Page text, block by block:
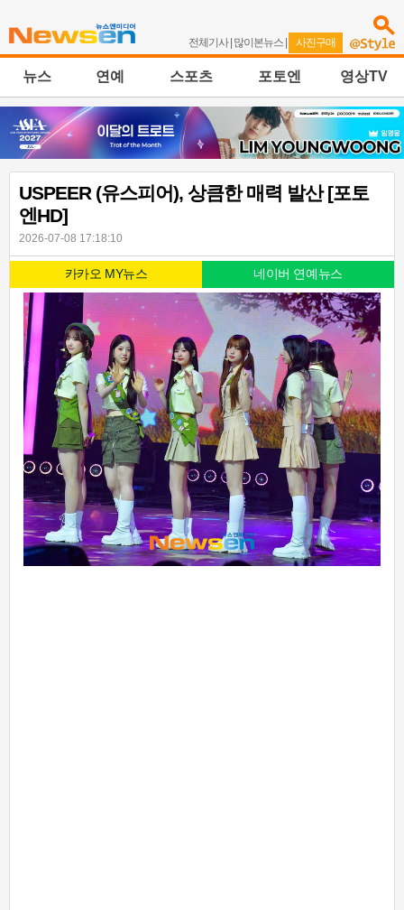
전체기사| 많이본뉴스 | 사진구매
뉴스 연예 스포츠 포토엔 영상TV
USPEER (유스피어), 상큼한 매력 발산 [포토
엔HD]
2026-07-08 17:18:10
카카오 MY뉴스 네이버 연예뉴스